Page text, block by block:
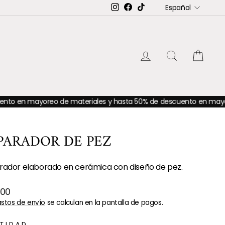
Instagram
Facebook IDIOMA
Español
INGRESAR
BUSCAR
de materiales y hasta 50% de descuento en mayoreo de
DE PEZ
elaborado en cerámica con diseño de pez.
de envío se calculan en la pantalla de pagos.